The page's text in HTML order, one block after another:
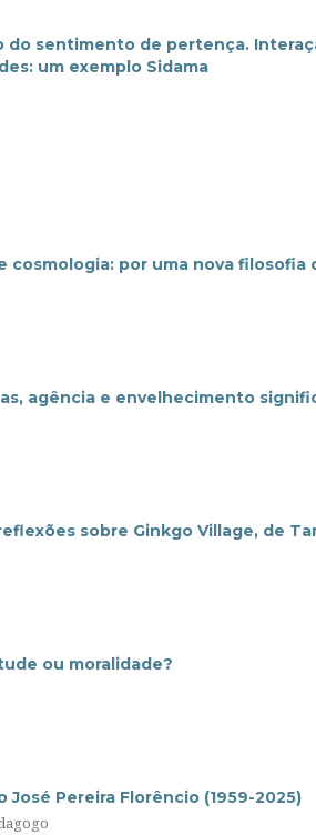
do sentimento de pertença.
um exemplo Sidama
cosmologia: por uma nova filosofia
agência e envelhecimento
sobre Ginkgo Village, de
ou moralidade?
José Pereira Florêncio (1959-2025)